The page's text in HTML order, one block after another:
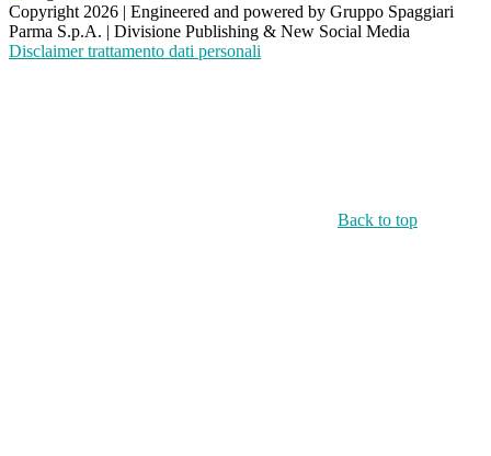
Copyright 2026 | Engineered and powered by Gruppo Spaggiari
Parma S.p.A. | Divisione Publishing & New Social Media
Disclaimer trattamento dati personali
Back to top